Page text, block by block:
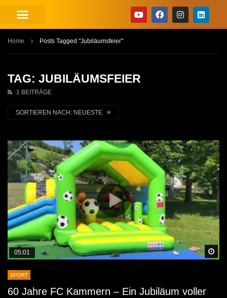
Home Posts Tagged "Jubiläumsfeier"
TAG: JUBILÄUMSFEIER
1 BEITRÄGE
SORTIEREN NACH: NEUESTE
05:01
SPORT
60 Jahre FC Kammern – Ein Jubiläum voller